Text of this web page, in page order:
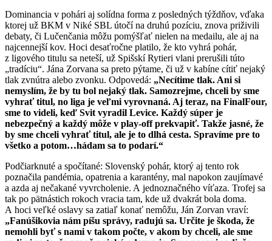
Dominancia v pohári aj solídna forma z posledných týždňov, vďaka
ktorej už BKM v Niké SBL útočí na druhú pozíciu, znova priživili
debaty, či Lučenčania môžu pomýšľať nielen na medailu, ale aj na
najcennejší kov. Hoci desaťročne platilo, že kto vyhrá pohár,
z ligového titulu sa neteší, už Spišskí Rytieri vlani prerušili túto
„tradíciu“. Jána Zorvana sa preto pýtame, či už v kabíne cítiť nejaký
tlak zvnútra alebo zvonku. Odpovedá: „Necítime tlak. Ani si
nemyslím, že by tu bol nejaký tlak. Samozrejme, chceli by sme
vyhrať titul, no liga je veľmi vyrovnaná. Aj teraz, na FinalFour,
sme to videli, keď Svit vyradil Levice. Každý súper je
nebezpečný a každý môže v play-off prekvapiť. Takže jasné, že
by sme chceli vyhrať titul, ale je to dlhá cesta. Spravíme pre to
všetko a potom…hádam sa to podarí.“
Podčiarknuté a spočítané: Slovenský pohár, ktorý aj tento rok
poznačila pandémia, opatrenia a karantény, mal napokon zaujímavé
a azda aj nečakané vyvrcholenie. A jednoznačného víťaza. Trofej sa
tak po pätnástich rokoch vracia tam, kde už dvakrát bola doma.
A hoci veľké oslavy sa zatiaľ konať nemôžu, Ján Zorvan vraví:
„Fanúšikovia nám píšu správy, radujú sa. Určite je škoda, že
nemohli byť s nami v takom počte, v akom by chceli, ale sme